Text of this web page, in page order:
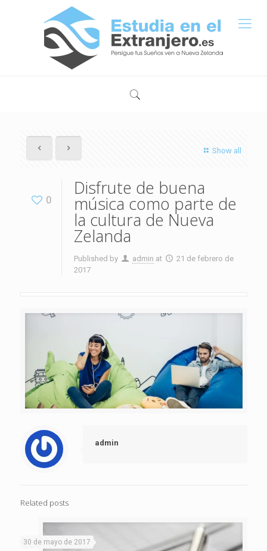
Show all
0
Disfrute de buena
música como parte de
la cultura de Nueva
Zelanda
Published by admin at
21 de febrero de
2017
admin
Related posts
30 de mayo de 2017